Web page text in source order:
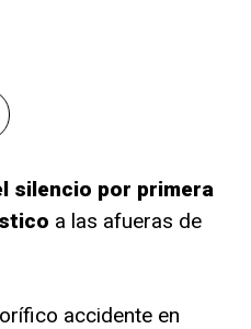
silencio por primera
a las afueras de
accidente en